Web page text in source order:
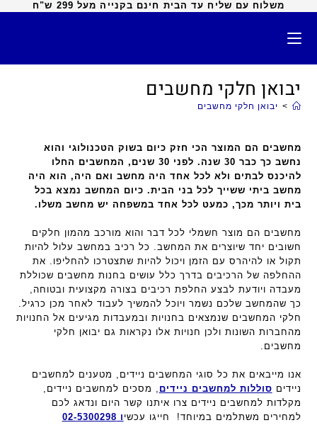
משלוח עם שליח עד הבית חינם בקנייה מעל 299 ש"ח
יבואן חלקי מחשבים
> יבואן חלקי מחשבים
מחשבים הם המוצר הכי חזק כיום בשוק הטכנולוגי והוא
נחשב כך כבר 30 שנה. לפני 30 שנים, המחשבים החלו
להיכנס לבתים ולא לכל אחד היה מחשב ואם היה, הוא היה
מחשב ביתי ששייך לכל בני הבית. כיום המחשב נמצא בכל
בית ויותר מכך, כמעט לכל אחד במשפחה יש מחשב משלו.
מחשבים הם מוצר חשמלי לכל דבר והוא מורכב מהמון חלקים
חשובים יחד שיוצרים את המחשב. כל רכיב במחשב עלול להיות
תקול או להיהרס עם הזמן ויכול להיות שתצטרכו להחליפו. את
ההחלפה של הרכיבים בדרך כלל עושים בחנות מחשבים שכוללת
מעבדה ויודעת לבצע החלפת רכיבים בצורה מקצועית ובטוחה,
כך שהמחשב שלכם נשמר ויוכל להמשיך לעבוד לאחר מכן כרגיל.
חלקי המחשבים שנמצאים בחנויות ובמעבדות מגיעים אל החנויות
מהחברות השונות ולכן חנויות אלו נקראות גם יבואן חלקי
מחשבים.
אנו מייבאים את כל סוגי המחשבים ניידים, מטענים למחשבים
ניידים סוללות למחשבים ניידים , מסכים למחשבים ניידים,
מקלדות למחשבים ניידים צרו איתנו קשר היום ונדאג לכם
למחירים משתלמים במיוחד! חייגו עכשי ו 02-5300298